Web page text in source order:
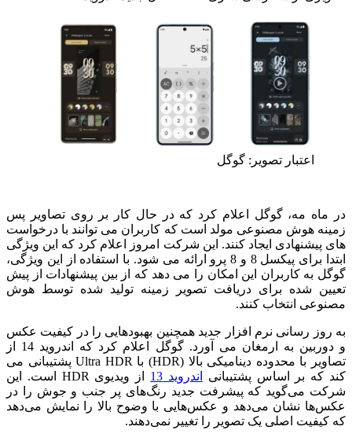
اعتبار تصویر: گوگل
در ماه مه، گوگل اعلام کرد که در حال کار بر روی تصاویر پس
زمینه هوش مصنوعی مولد است که کاربران می توانند با درخواست
های پیشنهادی ایجاد کنند. این شرکت امروز اعلام کرد که این ویژگی
ابتدا برای پیکسل 8 و 8 پرو ارائه می شود.
با استفاده از این ویژگی،
گوگل به کاربران این امکان را می دهد که از بین پیشنهادات از پیش
تعیین شده برای دریافت تصویر زمینه تولید شده توسط هوش
مصنوعی انتخاب کنند.
به روز رسانی نرم افزار جدید همچنین بهبودهایی را در کیفیت عکس
و دوربین به ارمغان می آورد.
گوگل اعلام کرد که اندروید 14 از
تصاویر با محدوده دینامیکی بالا (HDR) با Ultra HDR پشتیبانی می
کند که بر اساس پشتیبانی
اندروید 13 از ویدیوی HDR است.
این
شرکت می‌گوید که پیشرفت جدید رنگ‌های پر جنب و جوش را در
عکس‌ها نشان می‌دهد و عکس‌هایی با وضوح بالا را نمایش می‌دهد
که کیفیت اصلی یک تصویر را تغییر نمی‌دهند.